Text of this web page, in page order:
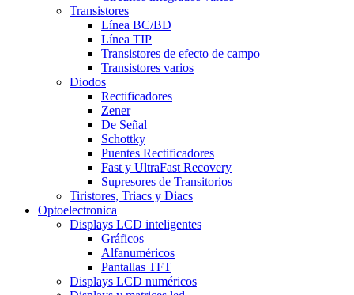
Transistores
Línea BC/BD
Línea TIP
Transistores de efecto de campo
Transistores varios
Diodos
Rectificadores
Zener
De Señal
Schottky
Puentes Rectificadores
Fast y UltraFast Recovery
Supresores de Transitorios
Tiristores, Triacs y Diacs
Optoelectronica
Displays LCD inteligentes
Gráficos
Alfanuméricos
Pantallas TFT
Displays LCD numéricos